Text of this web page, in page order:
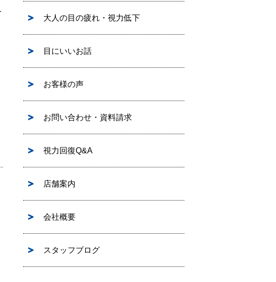
大人の目の疲れ・視力低下
目にいいお話
お客様の声
お問い合わせ・資料請求
視力回復Q&A
店舗案内
会社概要
スタッフブログ